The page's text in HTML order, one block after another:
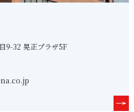
9-32 晃正プラザ5F